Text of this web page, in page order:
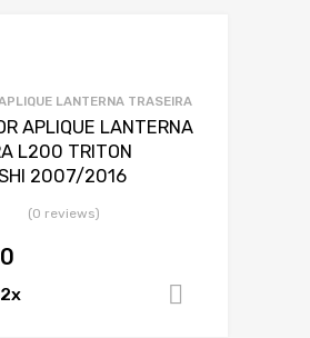
LANTERNA TRASEIRA
APLIQUE LANTERNA
L200 TRITON
2007/2016
(0 reviews)